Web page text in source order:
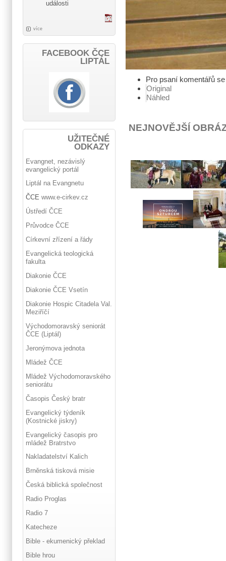
Pro psaní komentářů
Original
Náhled
NEJNOVĚJŠÍ
události
více
FACEBOOK ČCE
LIPTÁL
UŽITEČNÉ
ODKAZY
Evangnet, nezávislý
evangelický portál
Liptál na Evangnetu
ČCE www.e-cirkev.cz
Ústředí ČCE
Průvodce ČCE
Církevní zřízení a řády
Evangelická teologická
fakulta
Diakonie ČCE
Diakonie ČCE Vsetín
Diakonie Hospic Citadela Val.
Meziříčí
Východomoravský seniorát
ČCE (Liptál)
Jeronýmova jednota
Mládež ČCE
Mládež Východomoravského
seniorátu
Časopis Český bratr
Evangelický týdeník
(Kostnické jiskry)
Evangelický časopis pro
mládež Bratrstvo
Nakladatelství Kalich
Brněnská tisková misie
Česká biblická společnost
Radio Proglas
Radio 7
Katecheze
Bible - ekumenický překlad
Bible hrou